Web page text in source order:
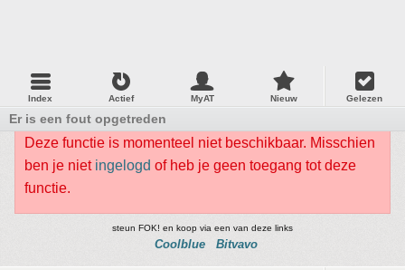
Index Actief MyAT Nieuw Gelezen
Er is een fout opgetreden
Deze functie is momenteel niet beschikbaar. Misschien
ben je niet ingelogd of heb je geen toegang tot deze
functie.
steun FOK! en koop via een van deze links
Coolblue Bitvavo